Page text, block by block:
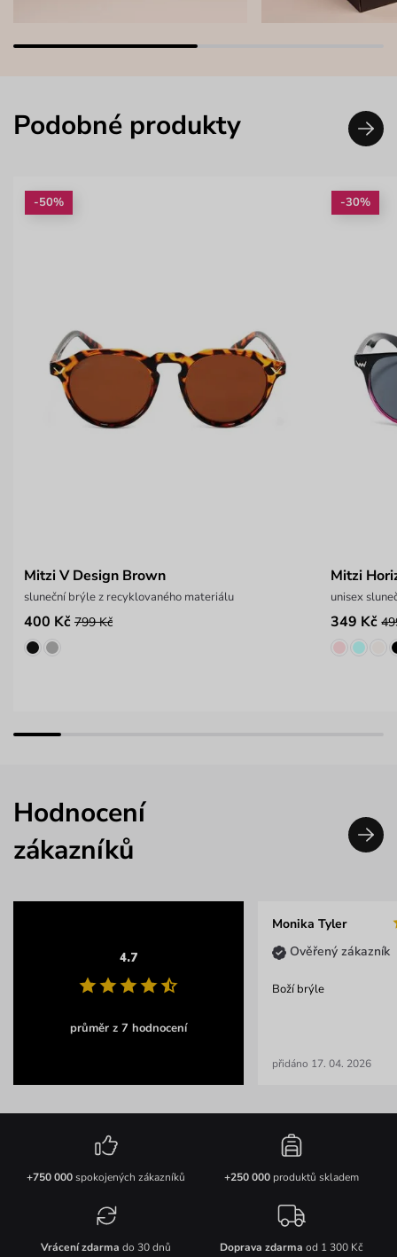
Podobné produkty
-50%
Mitzi V Design Brown
sluneční brýle z recyklovaného materiálu
400 Kč 799 Kč
-30%
Mitzi
unisex
349 Kč
Hodnocení
zákazníků
4.7
průměr z 7 hodnocení
Monika Tyler
Ověřený zákazník
Boží brýle
přidáno 17. 04. 2026
+750 000spokojených zákazníků +250 000produktů skladem
Vrácení zdarma do 30 dnů Doprava zdarma od 1 300 Kč